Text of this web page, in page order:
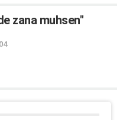
zana muhsen"